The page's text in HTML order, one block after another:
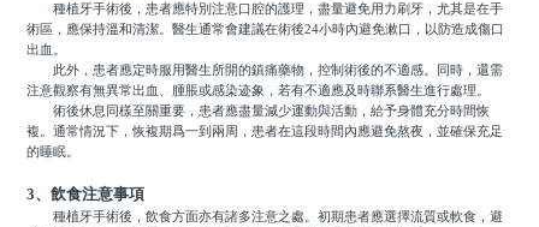
種植牙手術後，患者應特別注意口腔的護理，盡量避免用力刷牙，尤其是在手
術區，應保持溫和清潔。醫生通常會建議在術後24小時內避免漱口，以防造成傷口
出血。
此外，患者應定時服用醫生所開的鎮痛藥物，控制術後的不適感。同時，還需
注意觀察有無異常出血、腫脹或感染迹象，若有不適應及時聯系醫生進行處理。
術後休息同樣至關重要，患者應盡量減少運動與活動，給予身體充分時間恢
複。通常情況下，恢複期爲一到兩周，患者在這段時間內應避免熬夜，並確保充足
的睡眠。
3、飲食注意事項
種植牙手術後，飲食方面亦有諸多注意之處。初期患者應選擇流質或軟食，避